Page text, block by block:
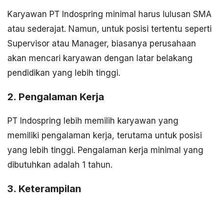
Karyawan PT Indospring minimal harus lulusan SMA
atau sederajat. Namun, untuk posisi tertentu seperti
Supervisor atau Manager, biasanya perusahaan
akan mencari karyawan dengan latar belakang
pendidikan yang lebih tinggi.
2. Pengalaman Kerja
PT Indospring lebih memilih karyawan yang
memiliki pengalaman kerja, terutama untuk posisi
yang lebih tinggi. Pengalaman kerja minimal yang
dibutuhkan adalah 1 tahun.
3. Keterampilan